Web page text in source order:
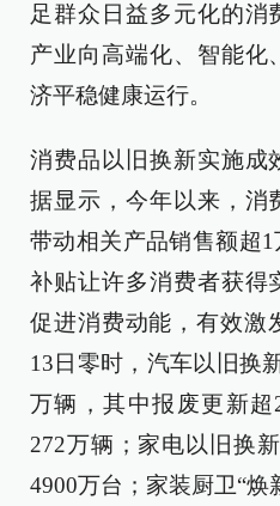
足群众日益多元化的消
产业向高端化、智能化
济平稳健康运行。
消费品以旧换新实施成
据显示，今年以来，消
带动相关产品销售额超
补贴让许多消费者获得
促进消费动能，有效激
13日零时，汽车以旧换
万辆，其中报废更新
272万辆；家电以旧换
4900万台；家装厨卫“焕